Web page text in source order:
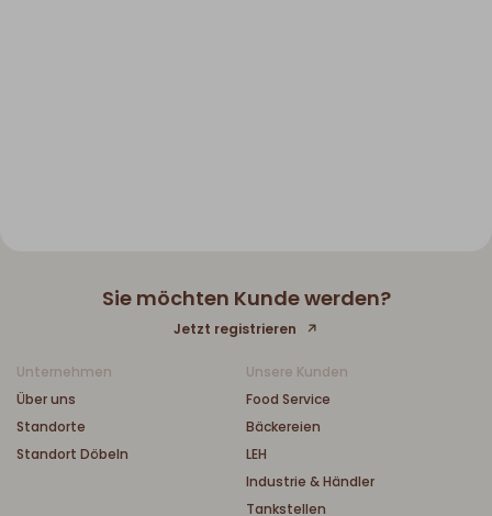
Sie möchten Kunde werden?
Jetzt registrieren
Unternehmen
Über uns
Standorte
Standort Döbeln
Unsere Kunden
Food Service
Bäckereien
LEH
Industrie & Händler
Tankstellen